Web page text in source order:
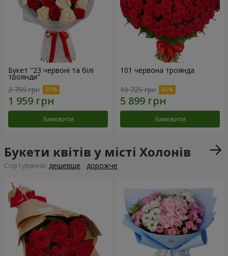
Букет "23 червоні та білі
троянди"
2 799 грн
Замовити
101 червона троянда
10 725 грн
Замовити
Букети квітів у місті Холонів
Сортування: дешевше дорожче